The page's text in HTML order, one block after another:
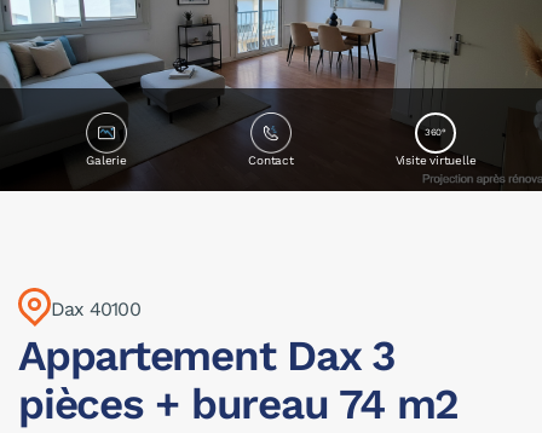
Galerie Contact
360°
Visite virtuelle
Dax 40100
Appartement Dax 3
pièces + bureau 74 m2